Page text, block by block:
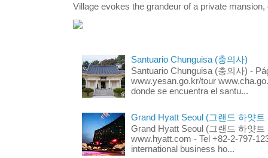
Village evokes the grandeur of a private
Santuario Chunguisa (충의사)
Santuario Chunguisa (충의사) -
www.yesan.go.kr/tour
donde se encuentra el santu...
Grand Hyatt Seoul (그랜드 하얏트
Grand Hyatt Seoul (그랜드 하얏트
www.hyatt.com - Tel +82-2-797-
international business ho...